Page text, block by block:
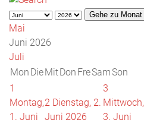
Gehe zu Monat
Mai
Juni 2026
Juli
Mon DieMitDon FreSam Son
1
Montag,
1. Juni
2 Dienstag, 2.
Juni 2026
3
Mittwoch,
3. Juni